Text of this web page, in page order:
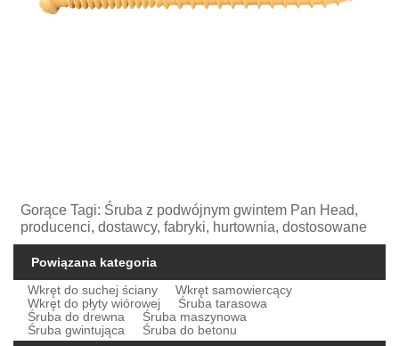
Gorące Tagi: Śruba z podwójnym gwintem Pan Head,
producenci, dostawcy, fabryki, hurtownia, dostosowane
Powiązana kategoria
Wkręt do suchej ściany
Wkręt samowiercący
Wkręt do płyty wiórowej
Śruba tarasowa
Śruba do drewna
Śruba maszynowa
Śruba gwintująca
Śruba do betonu